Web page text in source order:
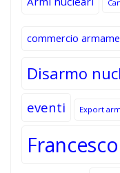
commercio
Disarmo
eventi Export